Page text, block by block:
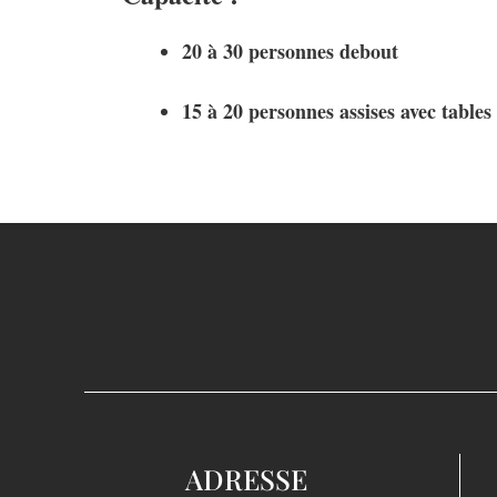
20 à 30 personnes debout
15 à 20 personnes assises avec tables
ADRESSE